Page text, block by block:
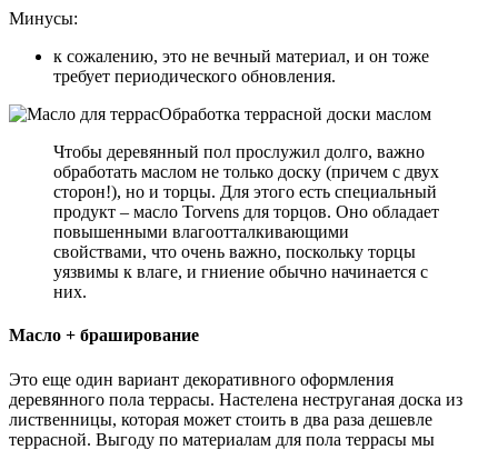
Минусы:
к сожалению, это не вечный материал, и он тоже
требует периодического обновления.
Обработка террасной доски маслом
Чтобы деревянный пол прослужил долго, важно
обработать маслом не только доску (причем с двух
сторон!), но и торцы. Для этого есть специальный
продукт – масло Torvens для торцов. Оно обладает
повышенными влагоотталкивающими
свойствами, что очень важно, поскольку торцы
уязвимы к влаге, и гниение обычно начинается с
них.
Масло + браширование
Это еще один вариант декоративного оформления
деревянного пола террасы. Настелена неструганая доска из
лиственницы, которая может стоить в два раза дешевле
террасной. Выгоду по материалам для пола террасы мы